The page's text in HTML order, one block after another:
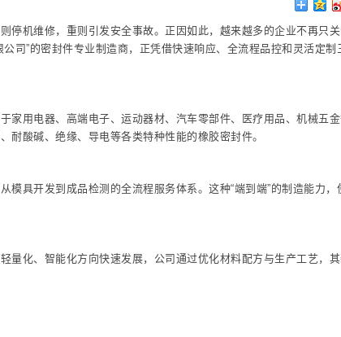
停机维修，重则引发安全事故。正因如此，越来越多的企业不再只
司”的密封件专业制造商，正凭借快速响应、全流程品控和灵活定制
用电器、高端电子、运动器材、汽车零部件、医疗用品、机械五
耐酸碱、绝缘、导电等各类特种性能的橡胶密封件。
具开发到成品检测的全流程服务体系。这种“端到端”的制造能力，
化、智能化方向快速发展，公司通过优化材料配方与生产工艺，